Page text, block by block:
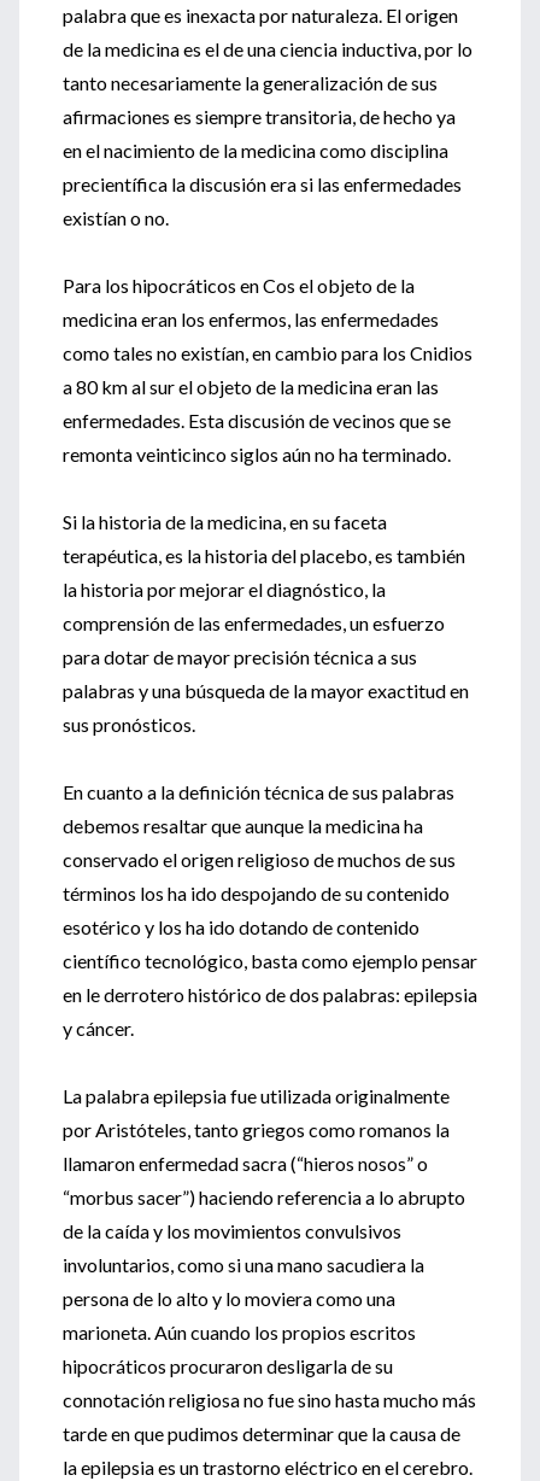
palabra que es inexacta por naturaleza. El origen
de la medicina es el de una ciencia inductiva, por lo
tanto necesariamente la generalización de sus
afirmaciones es siempre transitoria, de hecho ya
en el nacimiento de la medicina como disciplina
precientífica la discusión era si las enfermedades
existían o no.
Para los hipocráticos en Cos el objeto de la
medicina eran los enfermos, las enfermedades
como tales no existían, en cambio para los Cnidios
a 80 km al sur el objeto de la medicina eran las
enfermedades. Esta discusión de vecinos que se
remonta veinticinco siglos aún no ha terminado.
Si la historia de la medicina, en su faceta
terapéutica, es la historia del placebo, es también
la historia por mejorar el diagnóstico, la
comprensión de las enfermedades, un esfuerzo
para dotar de mayor precisión técnica a sus
palabras y una búsqueda de la mayor exactitud en
sus pronósticos.
En cuanto a la definición técnica de sus palabras
debemos resaltar que aunque la medicina ha
conservado el origen religioso de muchos de sus
términos los ha ido despojando de su contenido
esotérico y los ha ido dotando de contenido
científico tecnológico, basta como ejemplo pensar
en le derrotero histórico de dos palabras: epilepsia
y cáncer.
La palabra epilepsia fue utilizada originalmente
por Aristóteles, tanto griegos como romanos la
llamaron enfermedad sacra (“hieros nosos” o
“morbus sacer”) haciendo referencia a lo abrupto
de la caída y los movimientos convulsivos
involuntarios, como si una mano sacudiera la
persona de lo alto y lo moviera como una
marioneta. Aún cuando los propios escritos
hipocráticos procuraron desligarla de su
connotación religiosa no fue sino hasta mucho más
tarde en que pudimos determinar que la causa de
la epilepsia es un trastorno eléctrico en el cerebro.